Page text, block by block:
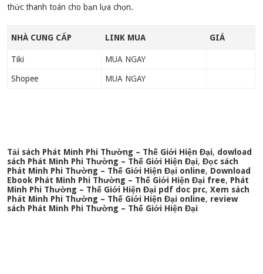
thức thanh toán cho bạn lựa chọn.
NHÀ CUNG CẤP LINK MUA GIÁ
Tiki MUA NGAY
Shopee MUA NGAY
Tải sách Phát Minh Phi Thường – Thế Giới Hiện Đại, dowload
sách Phát Minh Phi Thường – Thế Giới Hiện Đại,Đọc sách
Phát Minh Phi Thường – Thế Giới Hiện Đại online, Download
Ebook Phát Minh Phi Thường – Thế Giới Hiện Đại free, Phát
Minh Phi Thường – Thế Giới Hiện Đại pdf doc prc,Xem sách
Phát Minh Phi Thường – Thế Giới Hiện Đại online, review
sách Phát Minh Phi Thường – Thế Giới Hiện Đại